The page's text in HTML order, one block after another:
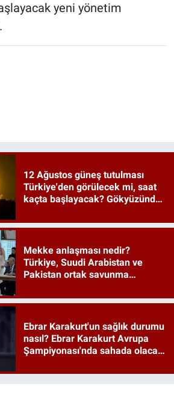
yeni yönetim
12 Ağustos güneş tutulması
Türkiye'den görülecek mi, saat
kaçta başlayacak? Gökyüzünde
Mekke anlaşması nedir?
Türkiye, Suudi Arabistan ve
Pakistan ortak savunma
Ebrar Karakurt'un sağlık durumu
nasıl? Ebrar Karakurt Avrupa
Şampiyonası'nda sahada olacak